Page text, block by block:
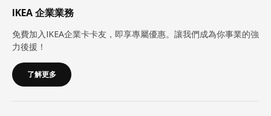
IKEA 企業業務
免費加入IKEA企業卡卡友，即享專屬優惠。讓我們成為你事業的強
力後援！
了解更多